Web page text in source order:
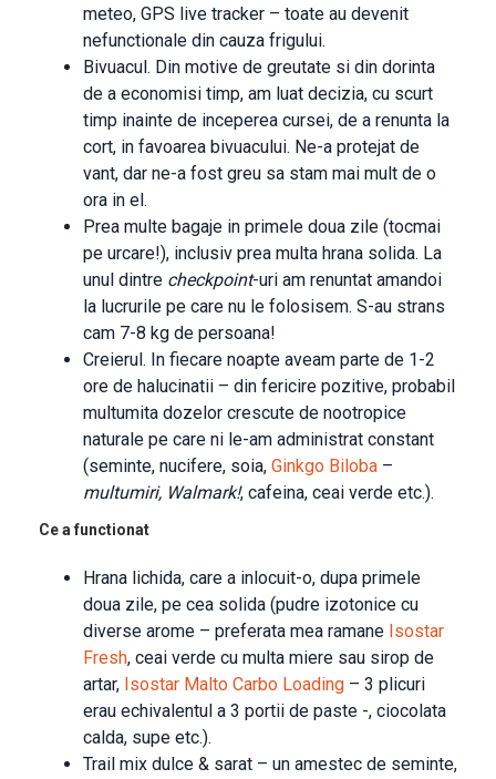
meteo, GPS live tracker – toate au devenit
nefunctionale din cauza frigului.
Bivuacul. Din motive de greutate si din dorinta
de a economisi timp, am luat decizia, cu scurt
timp inainte de inceperea cursei, de a renunta la
cort, in favoarea bivuacului. Ne-a protejat de
vant, dar ne-a fost greu sa stam mai mult de o
ora in el.
Prea multe bagaje in primele doua zile (tocmai
pe urcare!), inclusiv prea multa hrana solida. La
unul dintre checkpoint-uri am renuntat amandoi
la lucrurile pe care nu le folosisem. S-au strans
cam 7-8 kg de persoana!
Creierul. In fiecare noapte aveam parte de 1-2
ore de halucinatii – din fericire pozitive, probabil
multumita dozelor crescute de nootropice
naturale pe care ni le-am administrat constant
(seminte, nucifere, soia, Ginkgo Biloba –
multumiri, Walmark!, cafeina, ceai verde etc.).
Ce a functionat
Hrana lichida, care a inlocuit-o, dupa primele
doua zile, pe cea solida (pudre izotonice cu
diverse arome – preferata mea ramane Isostar
Fresh, ceai verde cu multa miere sau sirop de
artar, Isostar Malto Carbo Loading – 3 plicuri
erau echivalentul a 3 portii de paste -, ciocolata
calda, supe etc.).
Trail mix dulce & sarat – un amestec de seminte,